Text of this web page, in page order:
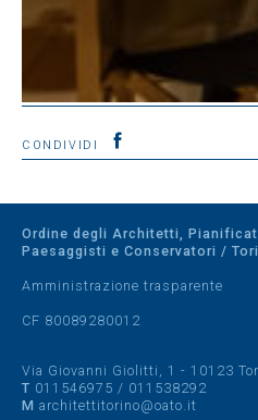
CONDIVIDI
Ordine degli Architetti,
Paesaggisti e Conservatori /
Amministrazione trasparente
CF 80089280012
Via Giovanni Giolitti, 1 - 10123
T 011546975 / 011538292
M architettitorino@oato.it